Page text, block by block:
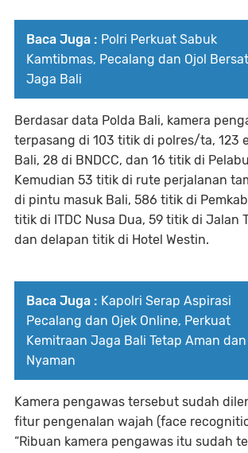
Baca Juga : Polri Perkuat Sabuk
Kamtibmas, Pecalang dan Ojol
Jaga Bali
Berdasar data Polda Bali, kamera
terpasang di 103 titik di polres/ta, 123
Bali, 28 di BNDCC, dan 16 titik di
Kemudian 53 titik di rute perjalanan
di pintu masuk Bali, 586 titik di
titik di ITDC Nusa Dua, 59 titik di Jalan
dan delapan titik di Hotel Westin.
Baca Juga : Kapolri Serap Aspirasi
Pecalang dan Ojek Online, Perkuat
Kemitraan Jaga Bali Tetap Aman dan
Nyaman
Kamera pengawas tersebut sudah
fitur pengenalan wajah (face
“Ribuan kamera pengawas itu sudah